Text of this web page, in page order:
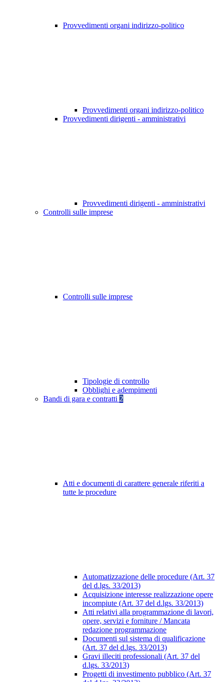
Provvedimenti organi indirizzo-politico
Provvedimenti organi indirizzo-politico
Provvedimenti dirigenti - amministrativi
Provvedimenti dirigenti - amministrativi
Controlli sulle imprese
Controlli sulle imprese
Tipologie di controllo
Obblighi e adempimenti
Bandi di gara e contratti 2
Atti e documenti di carattere generale riferiti a
tutte le procedure
Automatizzazione delle procedure (Art. 37
del d.lgs. 33/2013)
Acquisizione interesse realizzazione opere
incompiute (Art. 37 del d.lgs. 33/2013)
Atti relativi alla programmazione di lavori,
opere, servizi e forniture / Mancata
redazione programmazione
Documenti sul sistema di qualificazione
(Art. 37 del d.lgs. 33/2013)
Gravi illeciti professionali (Art. 37 del
d.lgs. 33/2013)
Progetti di investimento pubblico (Art. 37